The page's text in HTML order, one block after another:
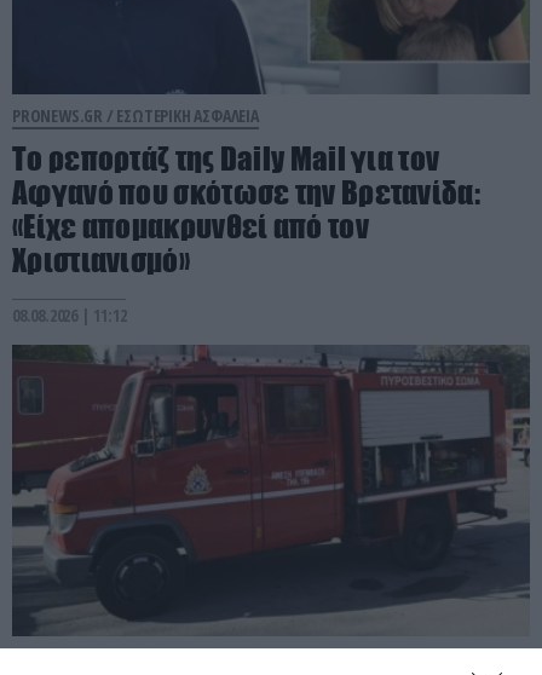
PRONEWS.GR / ΕΣΩΤΕΡΙΚΗ ΑΣΦΑΛΕΙΑ
Το ρεπορτάζ της Daily Mail για τον
Αφγανό που σκότωσε την Βρετανίδα:
«Είχε απομακρυνθεί από τον
Χριστιανισμό»
08.08.2026 | 11:12